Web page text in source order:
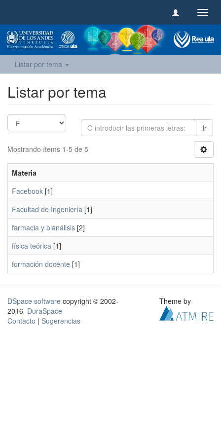
Listar por tema
Listar por tema
Ir
Mostrando ítems 1-5 de 5
Materia
Facebook [1]
Facultad de Ingeniería [1]
farmacia y bianálisis [2]
física teórica [1]
formación docente [1]
DSpace software copyright © 2002-
2016 DuraSpace
Contacto | Sugerencias
Theme by